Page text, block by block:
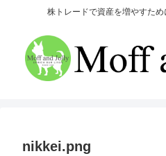
株トレードで資産を増やすた
nikkei.png